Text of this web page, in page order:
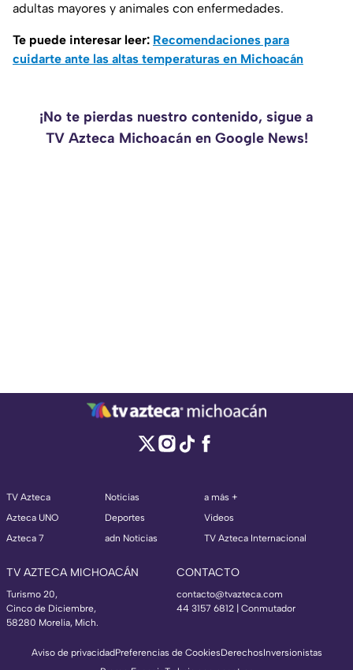
adultas mayores y animales con enfermedades.
Te puede interesar leer: Recomendaciones para
cuidarte ante las altas temperaturas en Michoacán
¡No te pierdas nuestro contenido, sigue a
TV Azteca Michoacán en Google News!
TV Azteca
Azteca UNO
Azteca 7
Noticias
Deportes
adn Noticias
a más +
Videos
TV Azteca Internacional
TV AZTECA MICHOACÁN
Turismo 20,
Cinco de Diciembre,
58280 Morelia, Mich.
CONTACTO
contacto@tvazteca.com
44 3157 6812 | Conmutador
Aviso de privacidadPreferencias de CookiesDerechosInversionistas